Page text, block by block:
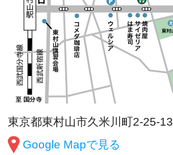
東京都東村山市久米川町2-25-13
Google Mapで見る